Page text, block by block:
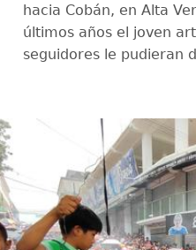
hacia Cobán, en Alta
últimos años el joven
seguidores le pudieran